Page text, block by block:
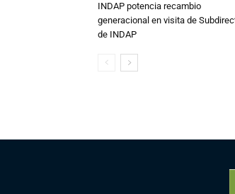
INDAP potencia recambio
generacional en visita de
de INDAP